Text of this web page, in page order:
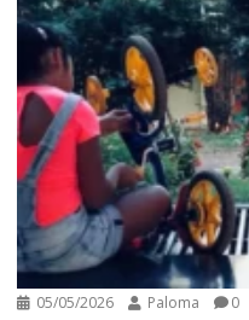
05/05/2026 Paloma 0